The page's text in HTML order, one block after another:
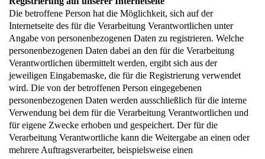
Die betroffene Person hat die Möglichkeit, sich auf der
Internetseite des für die Verarbeitung Verantwortlichen unter
Angabe von personenbezogenen Daten zu registrieren. Welche
personenbezogenen Daten dabei an den für die Verarbeitung
Verantwortlichen übermittelt werden, ergibt sich aus der
jeweiligen Eingabemaske, die für die Registrierung verwendet
wird. Die von der betroffenen Person eingegebenen
personenbezogenen Daten werden ausschließlich für die interne
Verwendung bei dem für die Verarbeitung Verantwortlichen und
für eigene Zwecke erhoben und gespeichert. Der für die
Verarbeitung Verantwortliche kann die Weitergabe an einen oder
mehrere Auftragsverarbeiter, beispielsweise einen